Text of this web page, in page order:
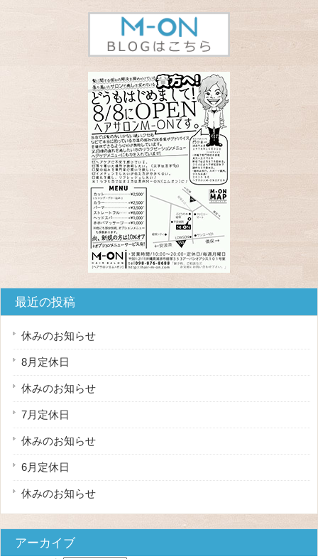
最近の投稿
休みのお知らせ
8月定休日
休みのお知らせ
7月定休日
休みのお知らせ
6月定休日
休みのお知らせ
アーカイブ